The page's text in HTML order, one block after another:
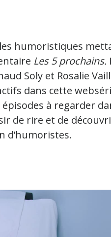
humoristiques
Les 5 prochains.
Soly et Rosalie
dans cette
à regarder
de rire et de
d’humoristes.